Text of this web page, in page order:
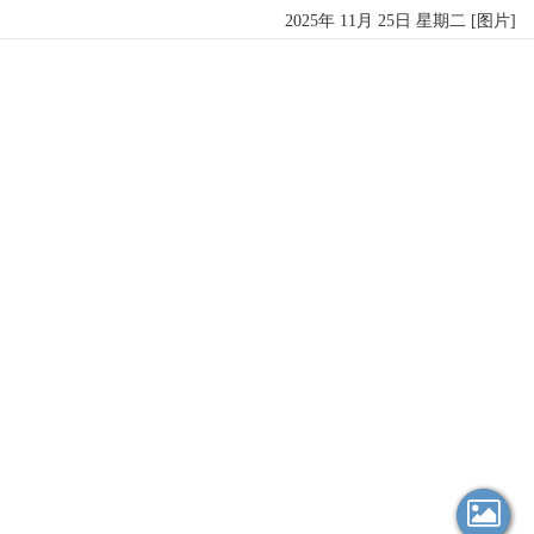
2025年 11月 25日 星期二 [图片]